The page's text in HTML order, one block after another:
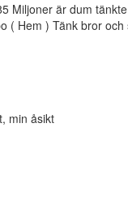
Miljoner är dum
( Hem ) Tänk bror
min åsikt